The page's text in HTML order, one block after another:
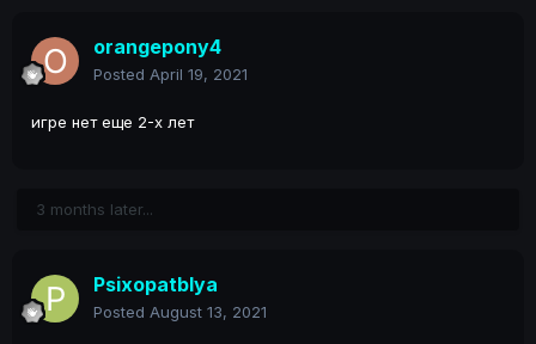
orangepony4
Posted April 19, 2021
игре нет еще 2-х лет
3 months later...
Psixopatblya
Posted August 13, 2021